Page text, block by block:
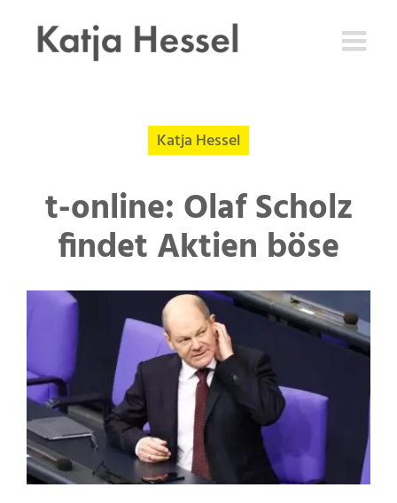
springen
Katja Hessel
t-online: Olaf Scholz
findet Aktien böse